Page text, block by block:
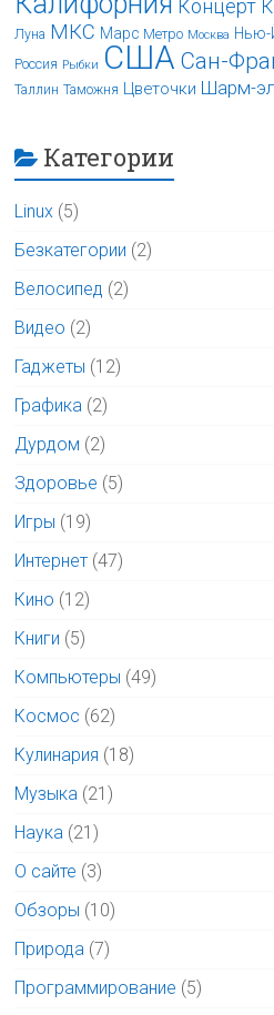
Концерт
Луна МКС Марс Метро Москва Нью-
Россия Рыбки США Сан-
Таллин Таможня Цветочки Шарм-
Категории
Linux (5)
Безкатегории (2)
Велосипед (2)
Видео (2)
Гаджеты (12)
Графика (2)
Дурдом (2)
Здоровье (5)
Игры (19)
Интернет (47)
Кино (12)
Книги (5)
Компьютеры (49)
Космос (62)
Кулинария (18)
Музыка (21)
Наука (21)
О сайте (3)
Обзоры (10)
Природа (7)
Программирование (5)